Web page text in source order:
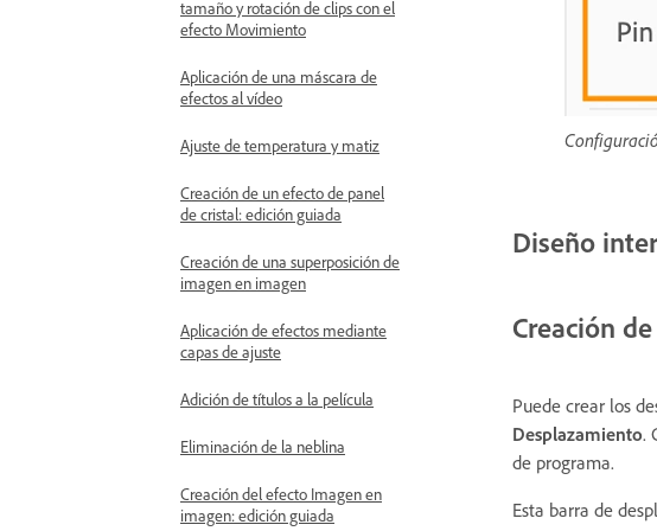
tamaño y rotación de clips con el
efecto Movimiento
Aplicación de una máscara de
efectos al vídeo
Ajuste de temperatura y matiz
Creación de un efecto de panel
de cristal: edición guiada
Creación de una superposición de
imagen en imagen
Aplicación de efectos mediante
capas de ajuste
Adición de títulos a la película
Eliminación de la neblina
Creación del efecto Imagen en
imagen: edición guiada
Diseño
Creación
Puede crear los
Desplazamiento.
de programa.
Esta barra de